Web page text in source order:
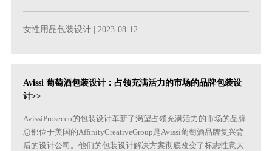
女性用品包装设计 | 2023-08-12
Avissi 葡萄酒包装设计：占领充满活力的市场的品牌包装设
计>>
AvissiProsecco的包装设计革新了渴望占领充满活力的市场的品牌
总部位于美国的AffinityCreativeGroup是Avissi葡萄酒品牌复兴背
后的设计公司。他们的包装设计解决方案彻底改变了标志性意大